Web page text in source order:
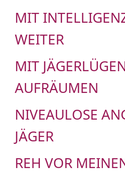
MIT
WEITER
MIT
AUFRÄUMEN
NIVEAULOSE
JÄGER
REH VOR